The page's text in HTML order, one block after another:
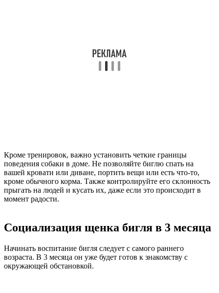
Кроме тренировок, важно установить четкие границы
поведения собаки в доме. Не позволяйте биглю спать на
вашей кровати или диване, портить вещи или есть что-то,
кроме обычного корма. Также контролируйте его склонность
прыгать на людей и кусать их, даже если это происходит в
момент радости.
Социализация щенка бигля в 3 месяца
Начинать воспитание бигля следует с самого раннего
возраста. В 3 месяца он уже будет готов к знакомству с
окружающей обстановкой.